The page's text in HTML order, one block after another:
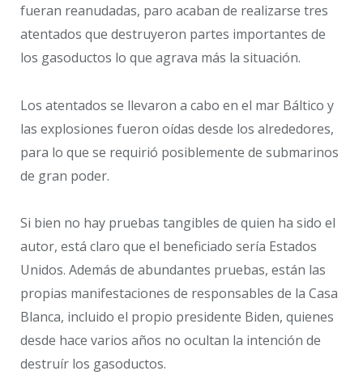
fueran reanudadas, paro acaban de realizarse tres
atentados que destruyeron partes importantes de
los gasoductos lo que agrava más la situación.
Los atentados se llevaron a cabo en el mar Báltico y
las explosiones fueron oídas desde los alrededores,
para lo que se requirió posiblemente de submarinos
de gran poder.
Si bien no hay pruebas tangibles de quien ha sido el
autor, está claro que el beneficiado sería Estados
Unidos. Además de abundantes pruebas, están las
propias manifestaciones de responsables de la Casa
Blanca, incluido el propio presidente Biden, quienes
desde hace varios años no ocultan la intención de
destruír los gasoductos.